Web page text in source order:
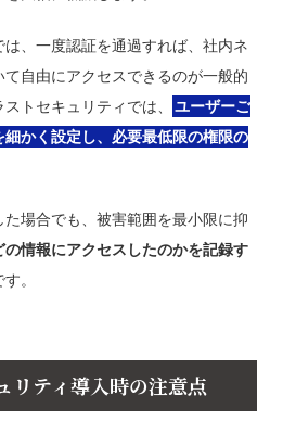
、一度認証を通過すれば、社内ネ
自由にアクセスできるのが一般的
トセキュリティでは、
ユーザーご
かく設定し、必要最低限の権限の
場合でも、被害範囲を最小限に抑
の情報にアクセスしたのかを記録す
す。
リティ導入時の注意点